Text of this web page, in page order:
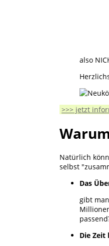
also
>>> jetzt
Natürlich
selbst
Das
gibt
Die Zeit